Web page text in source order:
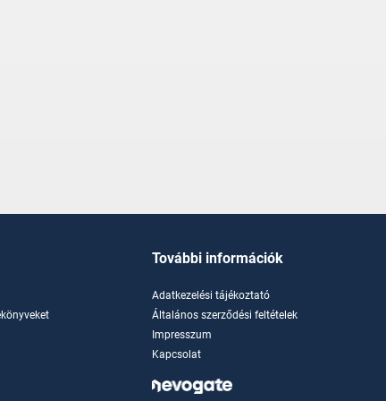
További információk
Adatkezelési tájékoztató
Általános szerződési feltételek
Impresszum
Kapcsolat